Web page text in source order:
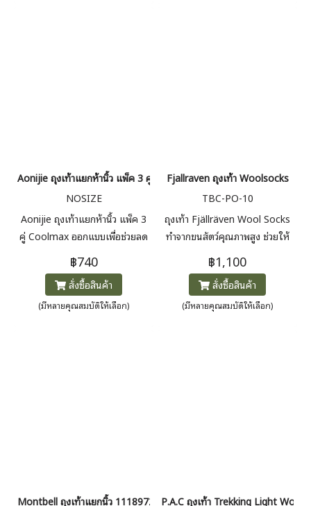
Aonijie ถุงเท้าแยกห้านิ้ว แพ็ค 3 คู่ Coolmax
NOSIZE
Aonijie ถุงเท้าแยกห้านิ้ว แพ็ค 3
คู่ Coolmax ออกแบบเพื่อช่วยลด
สบายในการเดิน วิ่ง และกิจกรรม
กลางแจ้ง เนื้อผ้านุ่ม ระบายอากาศ
ได้ดี แห้งไว กระชับเท้า ใส่แล้วไม่
฿740
สั่งซื้อสินค้า
(มีหลายคุณสมบัติให้เลือก)
Fjallraven ถุงเท้า Woolsocks
TBC-PO-10
ถุงเท้า Fjällräven Wool Socks
ทำจากขนสัตว์คุณภาพสูง ช่วยให้
มีการเสริมพื้นและส้นเท้า ใส่สบาย
ทนทาน เหมาะกับการเดินป่าและ
อากาศเย็น ทำจาก 70% ขนสัตว์
฿1,100
สั่งซื้อสินค้า
(มีหลายคุณสมบัติให้เลือก)
Montbell ถุงเท้าแยกนิ้ว 1118972 Merino Wool Light Weight 5 Toe
P.A.C ถุงเท้า Trekking Light